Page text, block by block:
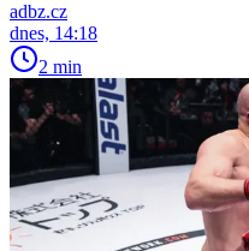
adbz.cz
dnes, 14:18
2 min